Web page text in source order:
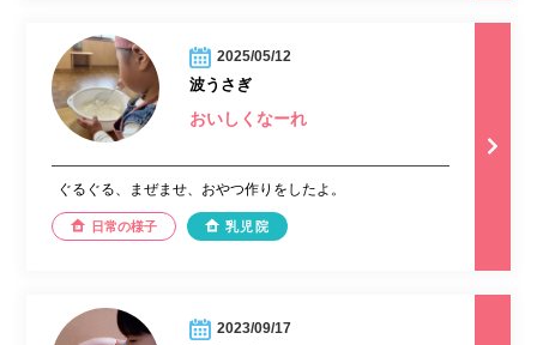
2025/05/12
波うさぎ
おいしくなーれ
ぐるぐる、まぜませ、おやつ作りをしたよ。
日常の様子 乳児院
2023/09/17